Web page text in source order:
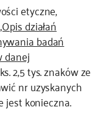
etyczne,
działań
badań
danej
2,5 tys. znaków ze
nr uzyskanych
jest konieczna.